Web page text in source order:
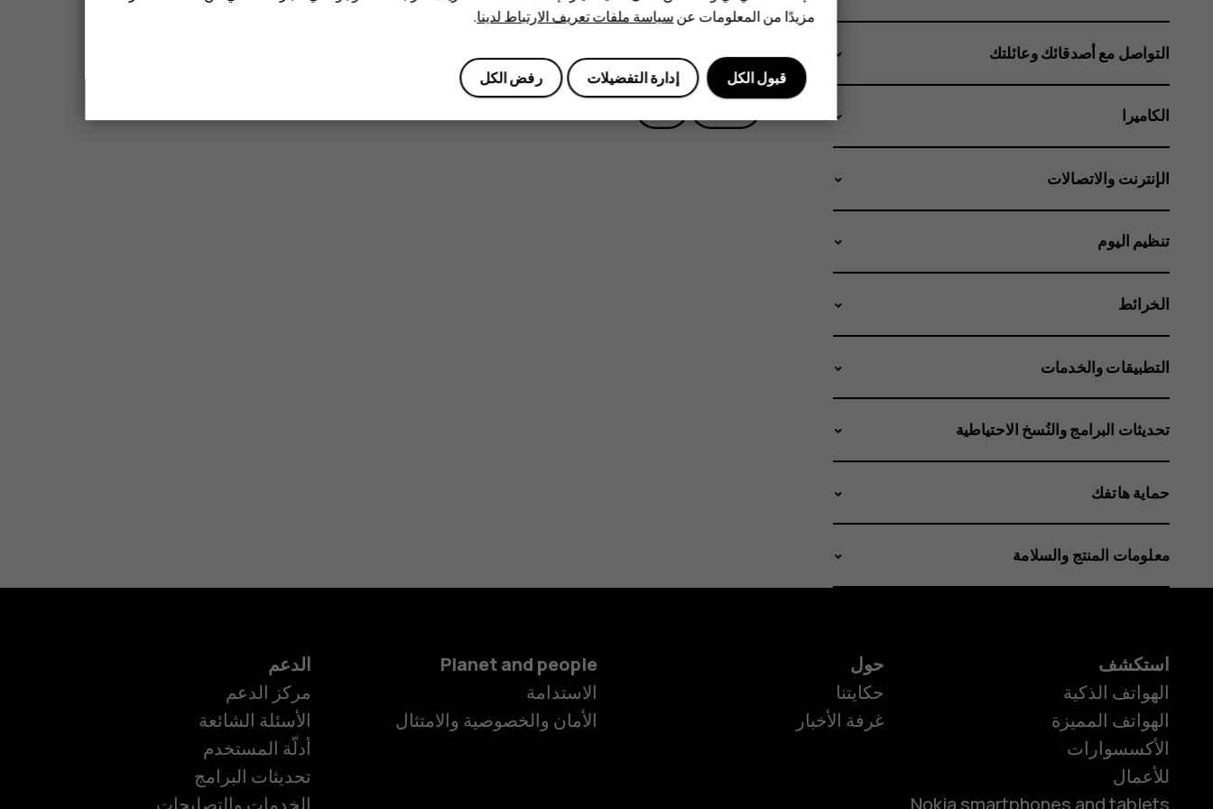
الهواتف الذكية
هل وجدت هذه المعلومات مفيدة؟
نعم لا
التواصل مع أصدقائك وعائلتك
الكاميرا
الإنترنت والاتصالات
تنظيم اليوم
الخرائط
التطبيقات والخدمات
تحديثات البرامج والنُسخ الاحتياطية
حماية هاتفك
معلومات المنتج والسلامة
استكشف
الهواتف الذكية
الهواتف المميزة
الأكسسوارات
للأعمال
حول
حكايتنا
غرفة الأخبار
Planet and people
الاستدامة
الأمان والخصوصية والامتثال
الدعم
مركز الدعم
الأسئلة الشائعة
أدلّة المستخدم
تحديثات البرامج
مزيدًا من المعلومات عنسياسة ملفات تعريف الارتباط لدينا.
رفض الكل إدارة التفضيلات قبول الكل